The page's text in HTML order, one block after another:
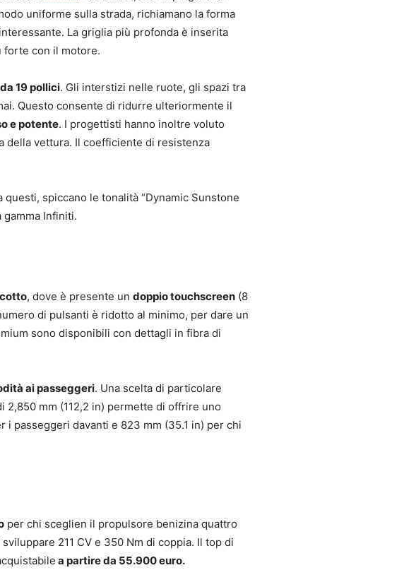
uniforme sulla strada, richiamano la forma
La griglia più profonda è inserita
forte con il motore.
19 pollici. Gli interstizi nelle ruote, gli spazi tra
Questo consente di ridurre ulteriormente il
e potente. I progettisti hanno inoltre voluto
della vettura. Il coefficiente di resistenza
questi, spiccano le tonalità “Dynamic Sunstone
gamma Infiniti.
, dove è presente un doppio touchscreen (8
di pulsanti è ridotto al minimo, per dare un
sono disponibili con dettagli in fibra di
ai passeggeri. Una scelta di particolare
mm (112,2 in) permette di offrire uno
i passeggeri davanti e 823 mm (35.1 in) per chi
per chi sceglien il propulsore benizina quattro
211 CV e 350 Nm di coppia. Il top di
a partire da 55.900 euro.